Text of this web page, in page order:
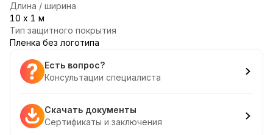
Длина / ширина
10 х 1 м
Тип защитного покрытия
Пленка без логотипа
Есть вопрос?
Консультации специалиста
Скачать документы
Сертификаты и заключения